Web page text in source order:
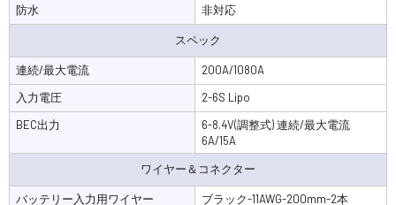
防水
非対応
スペック
連続/最大電流
200A/1080A
入力電圧
2-6S Lipo
BEC出力
6-8.4V(調整式) 連続/最大電流
6A/15A
ワイヤー＆コネクター
バッテリー入力用ワイヤー ブラック-11AWG-200mm-2本